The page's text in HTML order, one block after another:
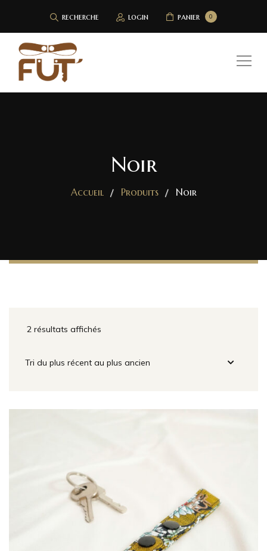
recherche login 0
panier
Noir
Accueil Produits Noir
2 résultats affichés